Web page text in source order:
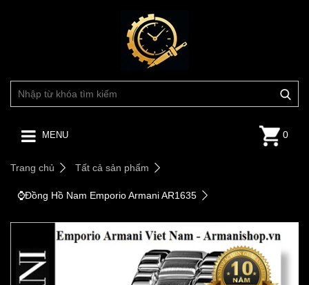
MENU 0
Trang chủ Tất cả sản phẩm
⌚️Đồng Hồ Nam Emporio Armani AR1635